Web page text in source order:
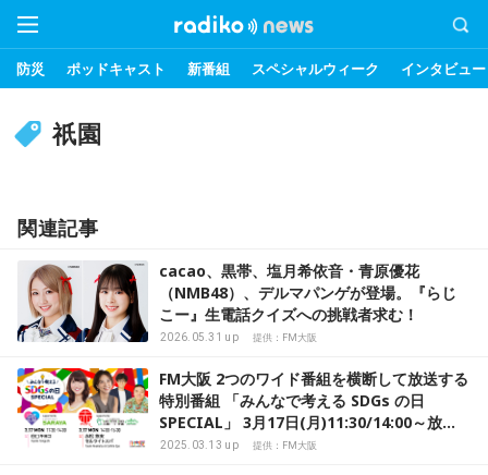
防災 ポッドキャスト 新番組 スペシャルウィーク インタビュー
祇園
関連記事
cacao、黒帯、塩月希依音・青原優花
（NMB48）、デルマパンゲが登場。『らじ
こー』生電話クイズへの挑戦者求む！
2026.05.31 up 提供：FM大阪
FM大阪 2つのワイド番組を横断して放送する
特別番組 「みんなで考える SDGs の日
SPECIAL」 3月17日(月)11:30/14:00～放
送！
2025.03.13 up 提供：FM大阪